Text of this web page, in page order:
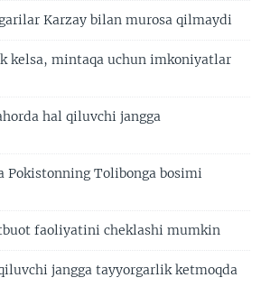
Karzay bilan murosa qilmaydi
kelsa, mintaqa uchun imkoniyatlar
hal qiluvchi jangga
Pokistonning Tolibonga bosimi
faoliyatini cheklashi mumkin
jangga tayyorgarlik ketmoqda